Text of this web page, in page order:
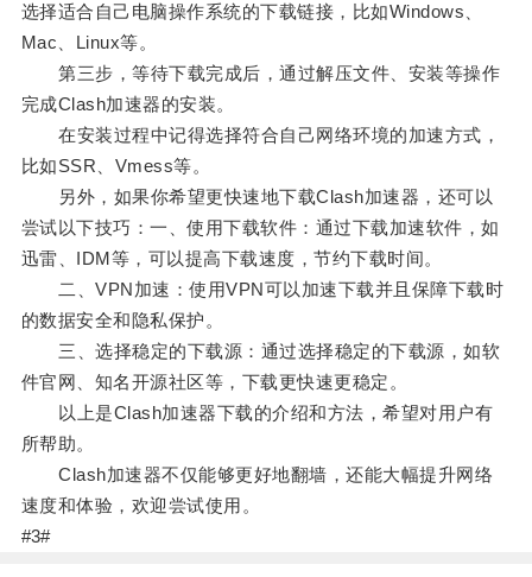
选择适合自己电脑操作系统的下载链接，比如Windows、
Mac、Linux等。
第三步，等待下载完成后，通过解压文件、安装等操作
完成Clash加速器的安装。
在安装过程中记得选择符合自己网络环境的加速方式，
比如SSR、Vmess等。
另外，如果你希望更快速地下载Clash加速器，还可以
尝试以下技巧：一、使用下载软件：通过下载加速软件，如
迅雷、IDM等，可以提高下载速度，节约下载时间。
二、VPN加速：使用VPN可以加速下载并且保障下载时
的数据安全和隐私保护。
三、选择稳定的下载源：通过选择稳定的下载源，如软
件官网、知名开源社区等，下载更快速更稳定。
以上是Clash加速器下载的介绍和方法，希望对用户有
所帮助。
Clash加速器不仅能够更好地翻墙，还能大幅提升网络
速度和体验，欢迎尝试使用。
#3#